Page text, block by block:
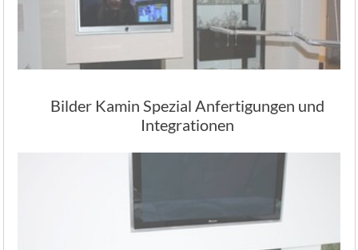
Bilder Kamin Spezial Anfertigungen und
Integrationen